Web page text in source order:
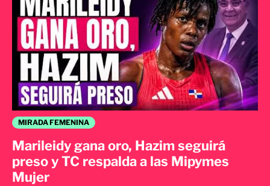
MIRADA FEMENINA
Marileidy gana oro, Hazim seguirá
preso y TC respalda a las Mipymes
Mujer